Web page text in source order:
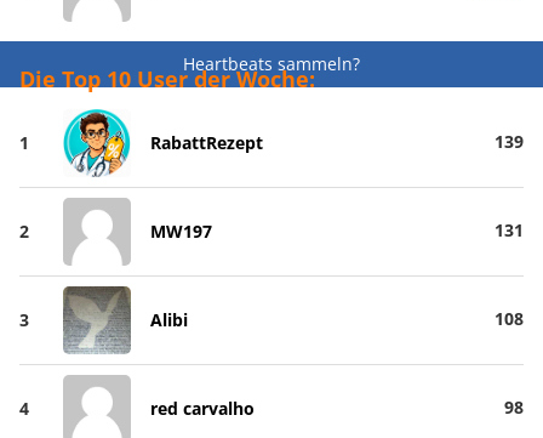
Heartbeats sammeln?
Die Top 10 User der Woche:
1 RabattRezept 139
2 MW197 131
3 Alibi 108
4 red carvalho 98